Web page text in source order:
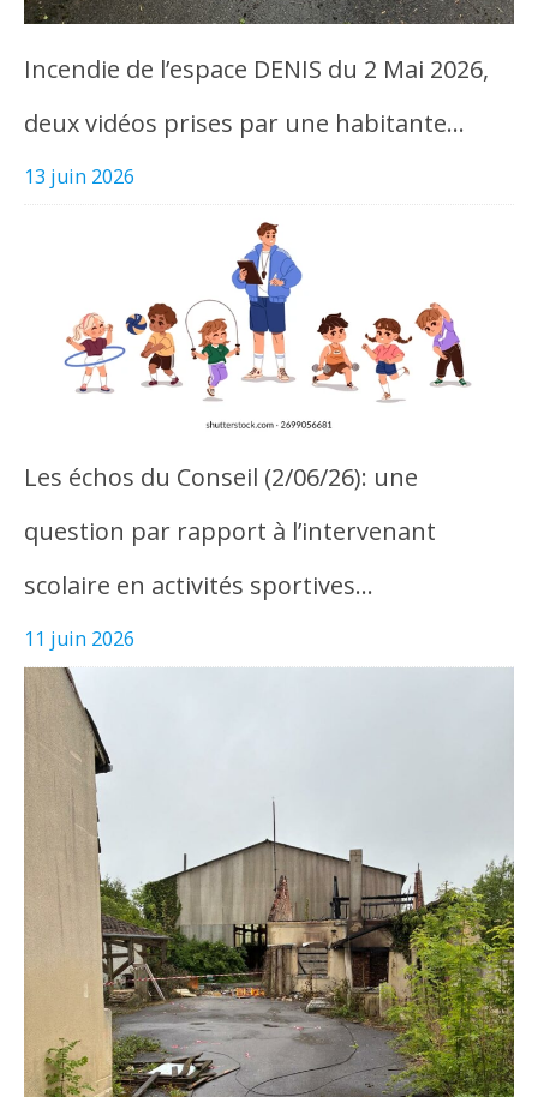
Incendie de l’espace DENIS du 2 Mai 2026,
deux vidéos prises par une habitante…
13 juin 2026
Les échos du Conseil (2/06/26): une
question par rapport à l’intervenant
scolaire en activités sportives…
11 juin 2026